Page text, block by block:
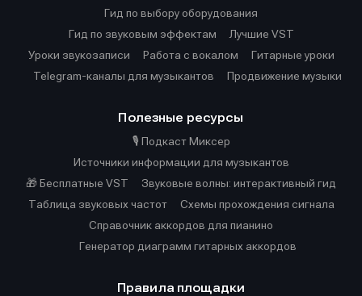
Гид по выбору оборудования
Гид по звуковым эффектам
Лучшие VST
Уроки звукозаписи
Работа с вокалом
Гитарные уроки
Telegram-каналы для музыкантов
Продвижение музыки
Полезные ресурсы
🎙️ Подкаст Миксер
Источники информации для музыкантов
🎁 Бесплатные VST
Звуковые волны: интерактивный гид
Таблица звуковых частот
Cхемы прохождения сигнала
Справочник аккордов для пианино
Генератор диаграмм гитарных аккордов
Правила площадки